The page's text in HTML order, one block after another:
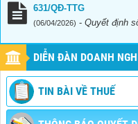
631/QĐ-TTG
(06/04/2026) - Quyết định
DIỄN ĐÀN DOANH
TIN BÀI VỀ THUẾ